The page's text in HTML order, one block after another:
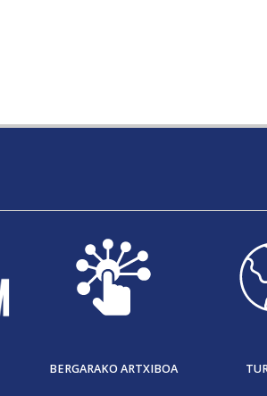
BERGARAKO ARTXIBOA